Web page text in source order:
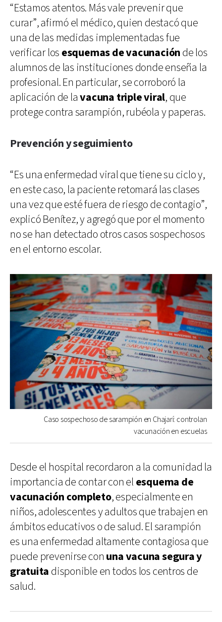
“Estamos atentos. Más vale prevenir que
curar”, afirmó el médico, quien destacó que
una de las medidas implementadas fue
verificar los esquemas de vacunación de los
alumnos de las instituciones donde enseña la
profesional. En particular, se corroboró la
aplicación de lavacuna triple viral, que
protege contra sarampión, rubéola y paperas.
Prevención y seguimiento
“Es una enfermedad viral que tiene su ciclo y,
en este caso, la paciente retomará las clases
una vez que esté fuera de riesgo de contagio”,
explicó Benítez, y agregó que por el momento
no se han detectado otros casos sospechosos
en el entorno escolar.
Caso sospechoso de sarampión en Chajarí: controlan
vacunación en escuelas
Desde el hospital recordaron a la comunidad la
importancia de contar con el esquema de
vacunación completo, especialmente en
niños, adolescentes y adultos que trabajen en
ámbitos educativos o de salud. El sarampión
es una enfermedad altamente contagiosa que
puede prevenirse con una vacuna segura y
gratuita disponible en todos los centros de
salud.